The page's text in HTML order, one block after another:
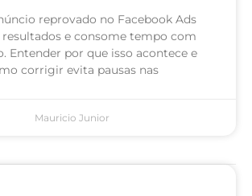
reprovado no Facebook Ads
resultados e consome tempo com
Entender por que isso acontece e
corrigir evita pausas nas
Mauricio Junior